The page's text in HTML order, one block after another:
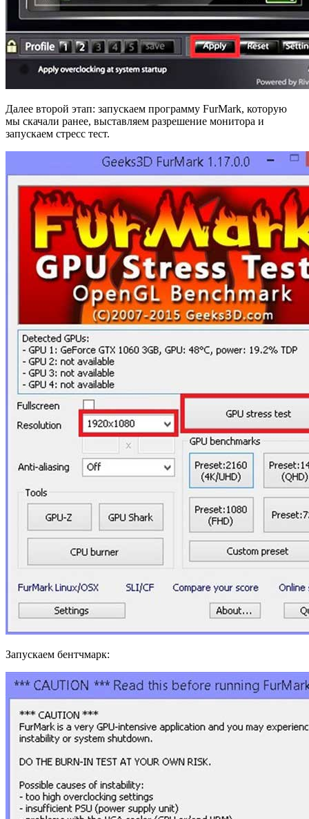
Далее второй этап: запускаем программу FurMark, которую
мы скачали ранее, выставляем разрешение монитора и
запускаем стресс тест.
Запускаем бентчмарк: